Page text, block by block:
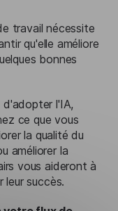
travail nécessite
qu'elle améliore
bonnes
d'adopter l'IA,
ce que vous
la qualité du
améliorer la
vous aideront à
leur succès.